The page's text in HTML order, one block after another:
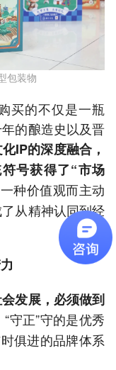
包装物
买的不仅是一瓶
的酿造史以及晋
IP的深度融合，
号获得了“市场
种价值观而主动
从精神认同到经
发展，必须做到
守正”守的是优秀
俱进的品牌体系